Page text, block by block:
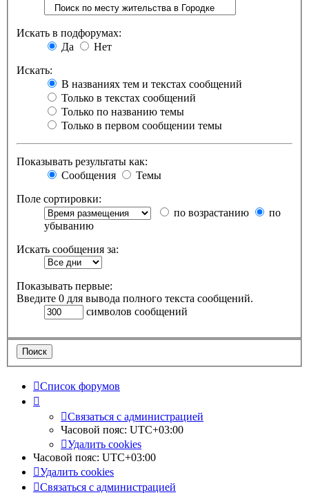
Искать в подфорумах:
Да
Нет
Искать:
В названиях тем и текстах сообщений
Только в текстах сообщений
Только по названию темы
Только в первом сообщении темы
Показывать результаты как:
Сообщения
Темы
Поле сортировки:
по возрастанию
по
убыванию
Искать сообщения за:
Показывать первые:
Введите 0 для вывода полного текста сообщений.
символов сообщений
Список форумов
Связаться с администрацией
Часовой пояс: UTC+03:00
Удалить cookies
Часовой пояс: UTC+03:00
Удалить cookies
Связаться с администрацией